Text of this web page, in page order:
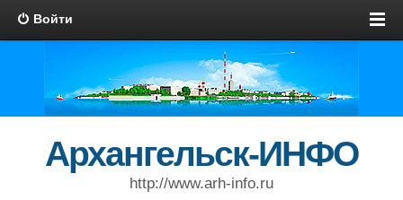
Войти
Архангельск-ИНФО
http://www.arh-info.ru